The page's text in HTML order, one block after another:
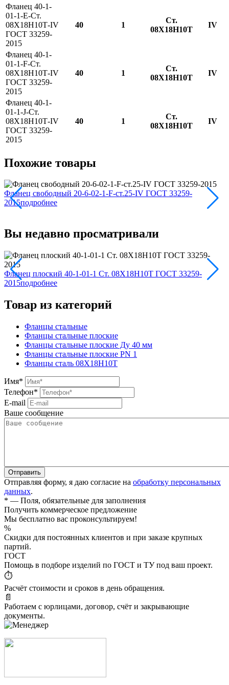
Фланец 40-1-
01-1-E-Ст.
08Х18Н10Т-IV
ГОСТ 33259-
2015
40 1
Ст.
08Х18Н10Т
IV
Фланец 40-1-
01-1-F-Ст.
08Х18Н10Т-IV
ГОСТ 33259-
2015
40 1
Ст.
08Х18Н10Т
IV
Фланец 40-1-
01-1-J-Ст.
08Х18Н10Т-IV
ГОСТ 33259-
2015
40 1
Ст.
08Х18Н10Т
IV
Похожие товары
Фланец свободный 20-6-02-1-F-ст.25-IV ГОСТ 33259-
2015подробнее
Вы недавно просматривали
Фланец плоский 40-1-01-1 Ст. 08Х18Н10Т ГОСТ 33259-
2015подробнее
Товар из категорий
Фланцы стальные
Фланцы стальные плоские
Фланцы стальные плоские Ду 40 мм
Фланцы стальные плоские PN 1
Фланцы сталь 08Х18Н10Т
Имя*
Телефон*
E-mail
Ваше сообщение
Отправляя форму, я даю согласие на обработку персональных
данных.
* — Поля, обязательные для заполнения
Получить коммерческое предложение
Мы бесплатно вас проконсультируем!
%
Скидки для постоянных клиентов и при заказе крупных
партий.
ГОСТ
Помощь в подборе изделий по ГОСТ и ТУ под ваш проект.
⏱
Расчёт стоимости и сроков в день обращения.
📄
Работаем с юрлицами, договор, счёт и закрывающие
документы.